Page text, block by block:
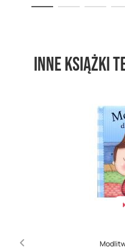
Inne książki